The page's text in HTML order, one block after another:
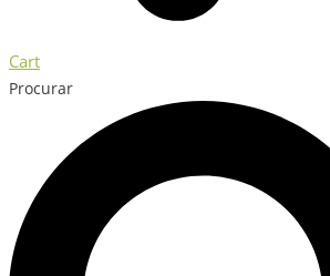
Cart
Procurar